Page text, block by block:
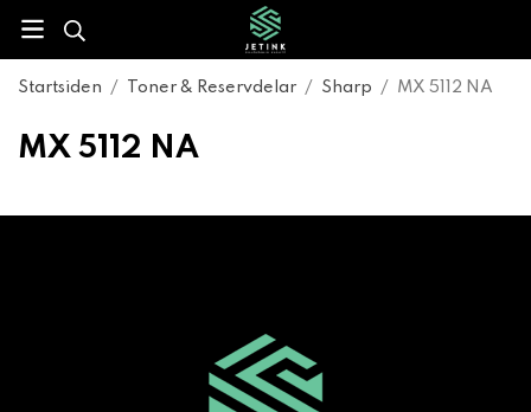
Startsiden / Toner & Reservdelar / Sharp / MX 5112 NA
MX 5112 NA